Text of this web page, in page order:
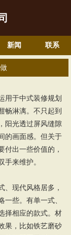
新闻 联系
于中式装修规划
畅淋漓。不只起到
阳光透过屏风缝隙
的画面感。但关于
付出一些价值的，
手来维护。
现代风格居多，
些。有单一式、
择相应的款式。材
果，比如铁艺磨砂